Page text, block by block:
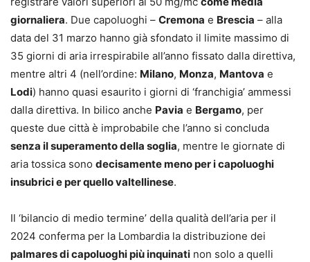
giornaliera. Due capoluoghi – Cremona e Brescia – alla
data del 31 marzo hanno già sfondato il limite massimo di
35 giorni di aria irrespirabile all’anno fissato dalla direttiva,
mentre altri 4 (nell’ordine: Milano, Monza, Mantova e
Lodi) hanno quasi esaurito i giorni di ‘franchigia’ ammessi
dalla direttiva. In bilico anche Pavia e Bergamo, per
queste due città è improbabile che l’anno si concluda
senza il superamento della soglia, mentre le giornate di
aria tossica sono decisamente meno per i capoluoghi
insubrici e per quello valtellinese.
Il ‘bilancio di medio termine’ della qualità dell’aria per il
2024 conferma per la Lombardia la distribuzione dei
palmares di capoluoghi più inquinati non solo a quelli